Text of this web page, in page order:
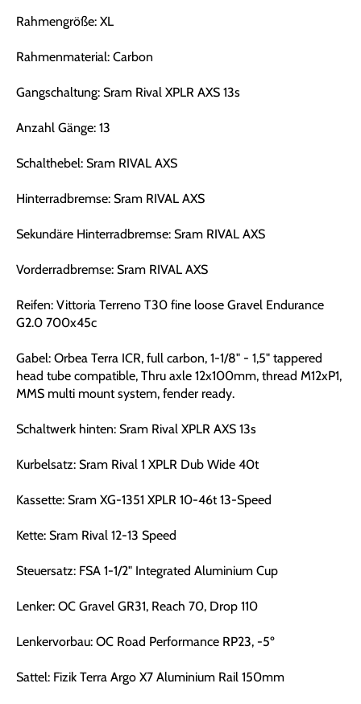
Rahmengröße: XL
Rahmenmaterial: Carbon
Gangschaltung: Sram Rival XPLR AXS 13s
Anzahl Gänge: 13
Schalthebel: Sram RIVAL AXS
Hinterradbremse: Sram RIVAL AXS
Sekundäre Hinterradbremse: Sram RIVAL AXS
Vorderradbremse: Sram RIVAL AXS
Reifen: Vittoria Terreno T30 fine loose Gravel Endurance
G2.0 700x45c
Gabel: Orbea Terra ICR, full carbon, 1-1/8" - 1,5" tappered
head tube compatible, Thru axle 12x100mm, thread M12xP1,
MMS multi mount system, fender ready.
Schaltwerk hinten: Sram Rival XPLR AXS 13s
Kurbelsatz: Sram Rival 1 XPLR Dub Wide 40t
Kassette: Sram XG-1351 XPLR 10-46t 13-Speed
Kette: Sram Rival 12-13 Speed
Steuersatz: FSA 1-1/2" Integrated Aluminium Cup
Lenker: OC Gravel GR31, Reach 70, Drop 110
Lenkervorbau: OC Road Performance RP23, -5º
Sattel: Fizik Terra Argo X7 Aluminium Rail 150mm